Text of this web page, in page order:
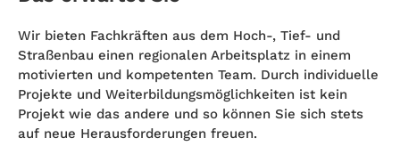
Wir bieten Fachkräften aus dem Hoch-, Tief- und
Straßenbau einen regionalen Arbeitsplatz in einem
motivierten und kompetenten Team. Durch individuelle
Projekte und Weiterbildungsmöglichkeiten ist kein
Projekt wie das andere und so können Sie sich stets
auf neue Herausforderungen freuen.